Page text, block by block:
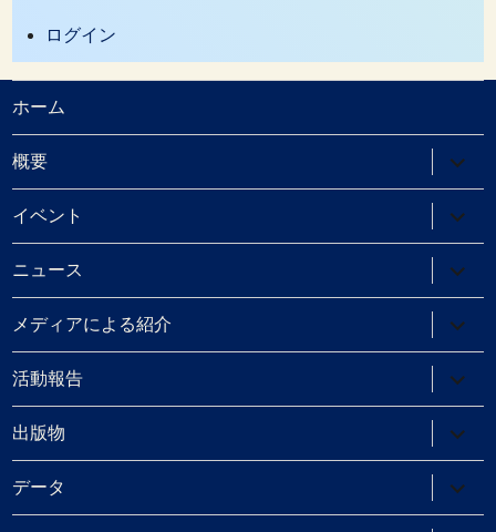
ログイン
ホーム
概要
ブ
メ
ニ
ュ
ー
を
展
開
イベント
ブ
メ
ニ
ュ
ー
を
展
開
ニュース
ブ
メ
ニ
ュ
ー
を
展
開
メディアによる紹介
ブ
メ
ニ
ュ
ー
を
展
開
活動報告
ブ
メ
ニ
ュ
ー
を
展
開
出版物
ブ
メ
ニ
ュ
ー
データ
ブ
メ